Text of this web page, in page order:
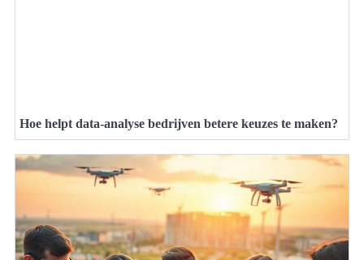
Hoe helpt data-analyse bedrijven betere keuzes te maken?